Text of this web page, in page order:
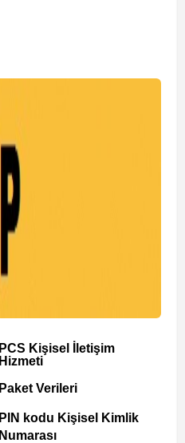
PCS Kişisel İletişim
Hizmeti
Paket Verileri
PIN kodu Kişisel Kimlik
Numarası